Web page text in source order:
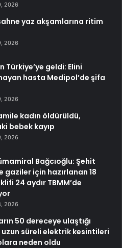
2026
yaz akşamlarına ritim
2026
Türkiye’ye geldi: Elini
hasta Medipol’de şifa
2026
kadın öldürüldü,
bebek kayıp
2026
Bağcıoğlu: Şehit
gaziler için hazırlanan 18
24 aydır TBMM’de
2026
50 dereceye ulaştığı
uzun süreli elektrik kesintileri
neden oldu